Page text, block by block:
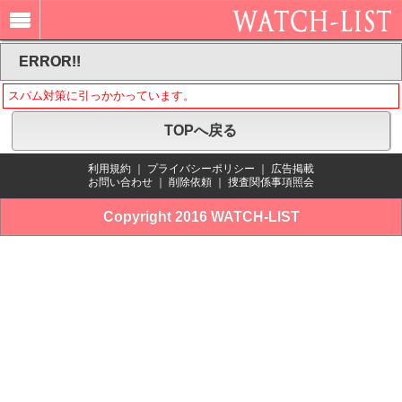
ERROR!!
スパム対策に引っかかっています。
TOPへ戻る
利用規約 プライバシーポリシー
広告掲載
お問い合わせ
削除依頼 捜査関係事項照会
Copyright 2016 WATCH-LIST